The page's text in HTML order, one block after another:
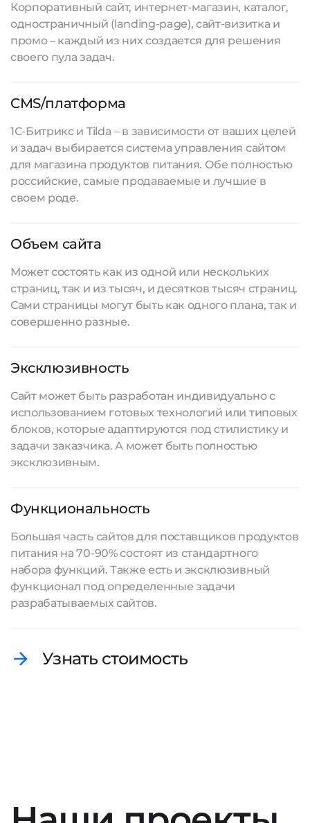
Корпоративный сайт, интернет-магазин, каталог,
одностраничный (landing-page), сайт-визитка и
промо – каждый из них создается для решения
своего пула задач.
CMS/платформа
1С-Битрикс и Tilda – в зависимости от ваших целей
и задач выбирается система управления сайтом
для магазина продуктов питания. Обе полностью
российские, самые продаваемые и лучшие в
своем роде.
Объем сайта
Может состоять как из одной или нескольких
страниц, так и из тысяч, и десятков тысяч страниц.
Сами страницы могут быть как одного плана, так и
совершенно разные.
Эксклюзивность
Сайт может быть разработан индивидуально с
использованием готовых технологий или типовых
блоков, которые адаптируются под стилистику и
задачи заказчика. А может быть полностью
эксклюзивным.
Функциональность
Большая часть сайтов для поставщиков продуктов
питания на 70-90% состоят из стандартного
набора функций. Также есть и эксклюзивный
функционал под определенные задачи
разрабатываемых сайтов.
Узнать стоимость